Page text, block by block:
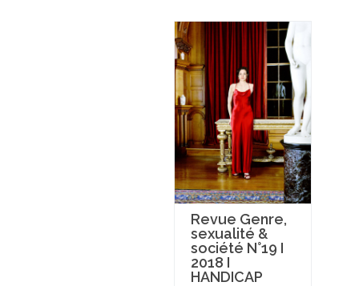
Revue Genre,
sexualité &
société N°19 I
2018 I
HANDICAP